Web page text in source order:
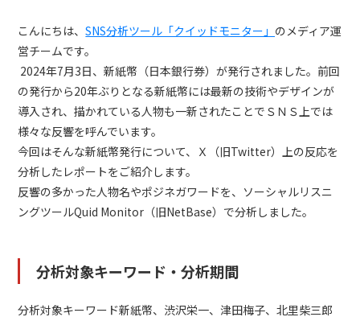
こんにちは、SNS分析ツール「クイッドモニター」 のメディア運
営チームです。
2024年7月3日、新紙幣（日本銀行券）が発行されました。前回
の発行から20年ぶりとなる新紙幣には最新の技術やデザインが
導入され、描かれている人物も一新されたことでＳＮＳ上では
様々な反響を呼んでいます。
今回はそんな新紙幣発行について、Ｘ（旧Twitter）上の反応を
分析したレポートをご紹介します。
反響の多かった人物名やポジネガワードを、ソーシャルリスニ
ングツールQuid Monitor（旧NetBase）で分析しました。
分析対象キーワード・分析期間
分析対象キーワード新紙幣、渋沢栄一、津田梅子、北里柴三郎